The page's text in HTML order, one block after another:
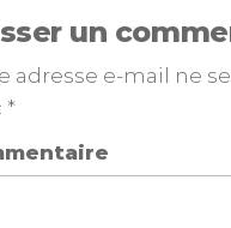
un
adresse e-mail ne
*